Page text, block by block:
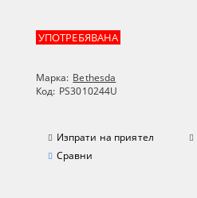
УПОТРЕБЯВАНА
Марка: Bethesda
Код: PS3010244U
Изпрати на приятел
Сравни